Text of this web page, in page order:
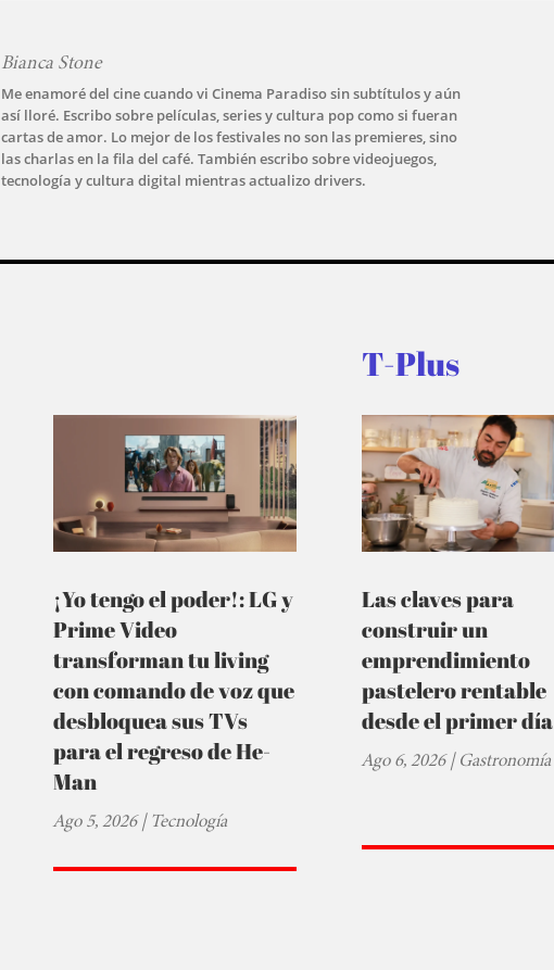
Bianca Stone
Me enamoré del cine cuando vi Cinema Paradiso sin subtítulos y aún
así lloré. Escribo sobre películas, series y cultura pop como si fueran
cartas de amor. Lo mejor de los festivales no son las premieres, sino
las charlas en la fila del café. También escribo sobre videojuegos,
tecnología y cultura digital mientras actualizo drivers.
¡Yo tengo el poder!: LG y
Prime Video
transforman tu living
con comando de voz que
desbloquea sus TVs
para el regreso de He-
Man
Ago 5, 2026|Tecnología
T-Plus
Las claves para
construir un
emprendimiento
pastelero rentable
desde el primer día
Ago 6, 2026|Gastronomía